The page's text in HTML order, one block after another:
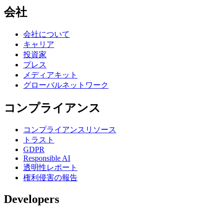
会社
会社について
キャリア
投資家
プレス
メディアキット
グローバルネットワーク
コンプライアンス
コンプライアンスリソース
トラスト
GDPR
Responsible AI
透明性レポート
権利侵害の報告
Developers